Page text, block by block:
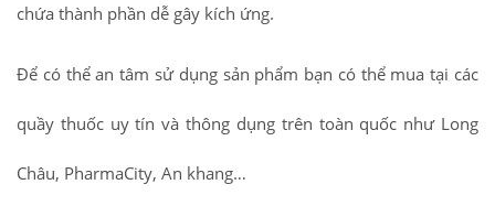
chứa thành phần dễ gây kích ứng.
Để có thể an tâm sử dụng sản phẩm bạn có thể mua tại các
quầy thuốc uy tín và thông dụng trên toàn quốc như Long
Châu, PharmaCity, An khang…